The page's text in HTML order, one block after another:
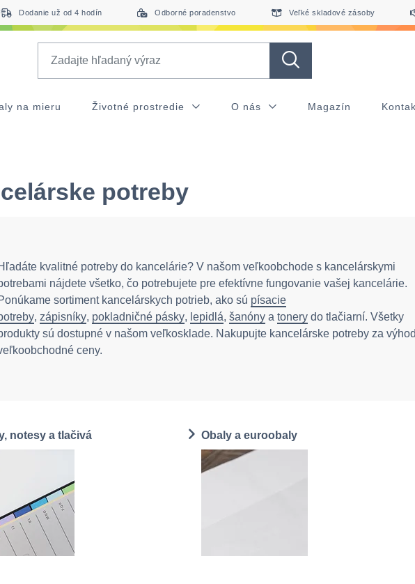
Dodanie už od 4 hodín Odborné poradenstvo Veľké skladové zásoby
na mieru Životné prostredie O nás Magazín
potreby
kvalitné potreby do kancelárie? V našom veľkoobchode s kancelárskymi
nájdete všetko, čo potrebujete pre efektívne fungovanie vašej kancelárie.
sortiment kancelárskych potrieb, ako sú písacie
, zápisníky, pokladničné pásky, lepidlá, šanóny a tonery do tlačiarní. Všetky
sú dostupné v našom veľkosklade. Nakupujte kancelárske potreby za
ceny.
notesy a tlačivá Obaly a euroobaly